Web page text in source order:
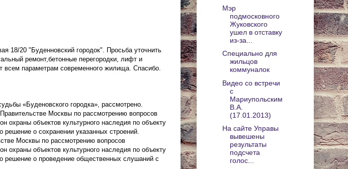
18/20 "Буденновский городок". Просьба уточнить
ремонт,бетонные перегородки, лифт и
всем параметрам современного жилища. Спасибо.
«Буденовского городка», рассмотрено.
Москвы по рассмотрению вопросов
охраны объектов культурного наследия по объекту
о сохранении указанных строений.
Москвы по рассмотрению вопросов
охраны объектов культурного наследия по объекту
решение о проведение общественных слушаний с
Мэр
подмосковного
Жуковского
ушел в отставку
из-за...
Специально для
жильцов
коммуналок
Видео со встречи
с
Мариупольским
В.А.
(17.01.2013)
На сайте Управы
вывешены
результаты
подсчета
голос...